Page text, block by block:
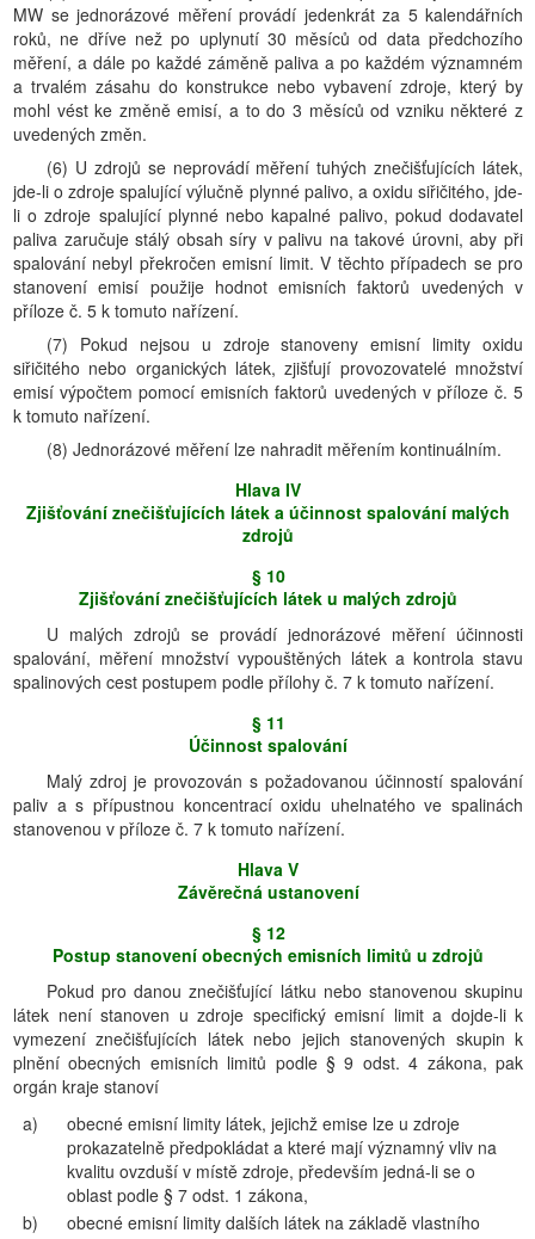
MW se jednorázové měření provádí jedenkrát za 5 kalendářních
roků, ne dříve než po uplynutí 30 měsíců od data předchozího
měření, a dále po každé záměně paliva a po každém významném
a trvalém zásahu do konstrukce nebo vybavení zdroje, který by
mohl vést ke změně emisí, a to do 3 měsíců od vzniku některé z
uvedených změn.
(6) U zdrojů se neprovádí měření tuhých znečišťujících látek,
jde-li o zdroje spalující výlučně plynné palivo, a oxidu siřičitého, jde-
li o zdroje spalující plynné nebo kapalné palivo, pokud dodavatel
paliva zaručuje stálý obsah síry v palivu na takové úrovni, aby při
spalování nebyl překročen emisní limit. V těchto případech se pro
stanovení emisí použije hodnot emisních faktorů uvedených v
příloze č. 5 k tomuto nařízení.
(7) Pokud nejsou u zdroje stanoveny emisní limity oxidu
siřičitého nebo organických látek, zjišťují provozovatelé množství
emisí výpočtem pomocí emisních faktorů uvedených v příloze č. 5
k tomuto nařízení.
(8) Jednorázové měření lze nahradit měřením kontinuálním.
Hlava IV
Zjišťování znečišťujících látek a účinnost spalování malých
zdrojů
§ 10
Zjišťování znečišťujících látek u malých zdrojů
U malých zdrojů se provádí jednorázové měření účinnosti
spalování, měření množství vypouštěných látek a kontrola stavu
spalinových cest postupem podle přílohy č. 7 k tomuto nařízení.
§ 11
Účinnost spalování
Malý zdroj je provozován s požadovanou účinností spalování
paliv a s přípustnou koncentrací oxidu uhelnatého ve spalinách
stanovenou v příloze č. 7 k tomuto nařízení.
Hlava V
Závěrečná ustanovení
§ 12
Postup stanovení obecných emisních limitů u zdrojů
Pokud pro danou znečišťující látku nebo stanovenou skupinu
látek není stanoven u zdroje specifický emisní limit a dojde-li k
vymezení znečišťujících látek nebo jejich stanovených skupin k
plnění obecných emisních limitů podle § 9 odst. 4 zákona, pak
orgán kraje stanoví
a)
obecné emisní limity látek, jejichž emise lze u zdroje
prokazatelně předpokládat a které mají významný vliv na
kvalitu ovzduší v místě zdroje, především jedná-li se o
oblast podle § 7 odst. 1 zákona,
b)
obecné emisní limity dalších látek na základě vlastního